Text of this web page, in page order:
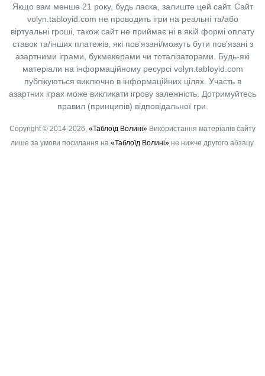
Якщо вам менше 21 року, будь ласка, залиште цей сайт. Сайт
volyn.tabloyid.com не проводить ігри на реальні та/або
віртуальні гроші, також сайт не приймає ні в якій формі оплату
ставок та/інших платежів, які пов’язані/можуть бути пов’язані з
азартними іграми, букмекерами чи тоталізаторами. Будь-які
матеріали на інформаційному ресурсі volyn.tabloyid.com
публікуються виключно в інформаційних цілях. Участь в
азартних іграх може викликати ігрову залежність. Дотримуйтесь
правил (принципів) відповідальної гри.
Copyright © 2014-2026, «Таблоїд Волині» Використання матеріалів сайту
лише за умови посилання на «Таблоїд Волині»не нижче другого абзацу.